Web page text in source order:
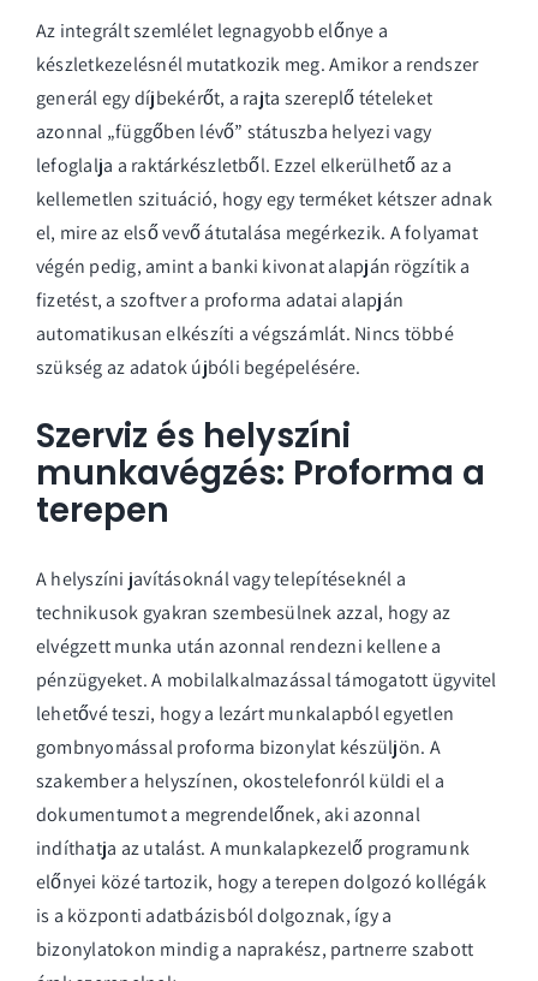
Az integrált szemlélet legnagyobb előnye a
készletkezelésnél mutatkozik meg. Amikor a rendszer
generál egy díjbekérőt, a rajta szereplő tételeket
azonnal „függőben lévő” státuszba helyezi vagy
lefoglalja a raktárkészletből. Ezzel elkerülhető az a
kellemetlen szituáció, hogy egy terméket kétszer adnak
el, mire az első vevő átutalása megérkezik. A folyamat
végén pedig, amint a banki kivonat alapján rögzítik a
fizetést, a szoftver a proforma adatai alapján
automatikusan elkészíti a végszámlát. Nincs többé
szükség az adatok újbóli begépelésére.
Szerviz és helyszíni
munkavégzés: Proforma a
terepen
A helyszíni javításoknál vagy telepítéseknél a
technikusok gyakran szembesülnek azzal, hogy az
elvégzett munka után azonnal rendezni kellene a
pénzügyeket. A mobilalkalmazással támogatott ügyvitel
lehetővé teszi, hogy a lezárt munkalapból egyetlen
gombnyomással proforma bizonylat készüljön. A
szakember a helyszínen, okostelefonról küldi el a
dokumentumot a megrendelőnek, aki azonnal
indíthatja az utalást. Amunkalapkezelő programunk
előnyei közé tartozik, hogy a terepen dolgozó kollégák
is a központi adatbázisból dolgoznak, így a
bizonylatokon mindig a naprakész, partnerre szabott